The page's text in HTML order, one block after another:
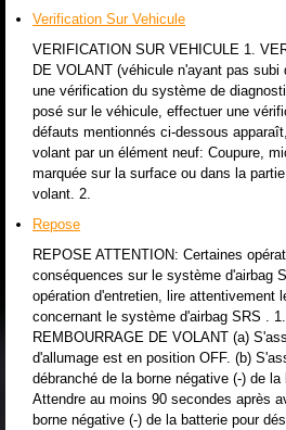
Verification Sur Vehicule
VERIFICATION SUR VEHICULE 1.
DE VOLANT (véhicule n'ayant pas subi
une vérification du système de
posé sur le véhicule, effectuer une
défauts mentionnés ci-dessous
volant par un élément neuf: Coupure,
marquée sur la surface ou dans la
volant. 2.
Repose
REPOSE ATTENTION: Certaines
conséquences sur le système d'airbag
opération d'entretien, lire attentivement
concernant le système d'airbag SRS .
REMBOURRAGE DE VOLANT (a)
d'allumage est en position OFF. (b)
débranché de la borne négative (-) de
Attendre au moins 90 secondes après
borne négative (-) de la batterie pour